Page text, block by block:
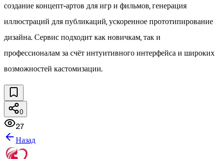
создание концепт-артов для игр и фильмов, генерация
иллюстраций для публикаций, ускоренное прототипирование
дизайна. Сервис подходит как новичкам, так и
профессионалам за счёт интуитивного интерфейса и широких
возможностей кастомизации.
0
27
Назад